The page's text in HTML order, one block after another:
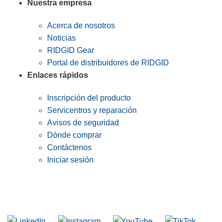
Nuestra empresa
Acerca de nosotros
Noticias
RIDGID Gear
Portal de distribuidores de RIDGID
Enlaces rápidos
Inscripción del producto
Servicentros y reparación
Avisos de seguridad
Dónde comprar
Contáctenos
Iniciar sesión